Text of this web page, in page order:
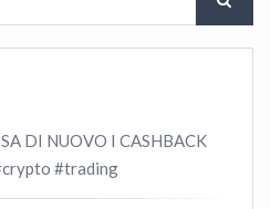
DI NUOVO I CASHBACK
#trading